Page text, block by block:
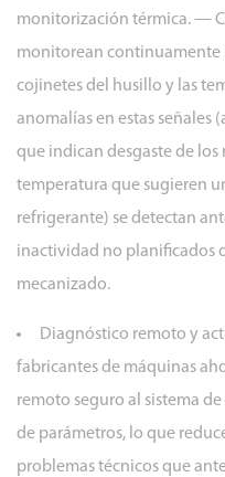
monitorización térmica.—
monitorean continuamente
cojinetes del husillo y las
anomalías en estas señales
que indican desgaste de
temperatura que sugieren
refrigerante) se detectan
inactividad no planificados
mecanizado.
Diagnóstico remoto y
fabricantes de máquinas
remoto seguro al sistema
de parámetros, lo que
problemas técnicos que